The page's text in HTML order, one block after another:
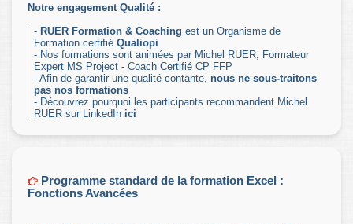
Notre engagement Qualité :
- RUER Formation & Coaching est un Organisme de
Formation certifié Qualiopi
- Nos formations sont animées par Michel RUER, Formateur
Expert MS Project - Coach Certifié CP FFP
- Afin de garantir une qualité contante, nous ne sous-traitons
pas nos formations
- Découvrez pourquoi les participants recommandent Michel
RUER sur LinkedIn ici
Programme standard de la formation Excel :
Fonctions Avancées